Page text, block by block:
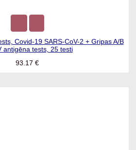
Covid-19 SARS-CoV-2 + Gripas A/B
antigēna tests, 25 testi
93.17 €